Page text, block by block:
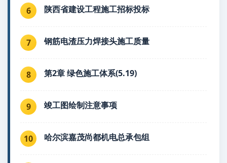
6 陕西省建设工程施工招标投标
7 钢筋电渣压力焊接头施工质量
8 第2章 绿色施工体系(5.19)
9 竣工图绘制注意事项
10 哈尔滨嘉茂尚都机电总承包组